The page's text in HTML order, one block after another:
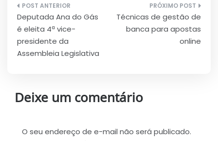
Navegação
de
Post
Deputada Ana do Gás
é eleita 4ª vice-
presidente da
Assembleia Legislativa
Técnicas de gestão de
banca para apostas
online
Deixe um comentário
O seu endereço de e-mail não será publicado.